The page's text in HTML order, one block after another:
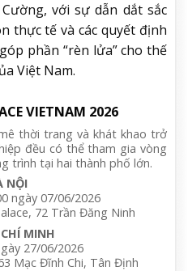
với sự dẫn dắt sắc
thực tế và các quyết định
phần “rèn lửa” cho thế
Việt Nam.
VIETNAM 2026
thời trang và khát khao trở
đều có thể tham gia vòng
trình tại hai thành phố lớn.
NỘI
ngày 07/06/2026
72 Trần Đăng Ninh
MINH
27/06/2026
Mạc Đĩnh Chi, Tân Định